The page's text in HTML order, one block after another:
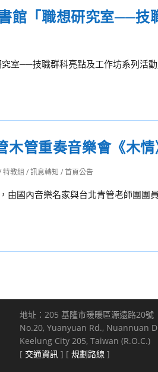
館「職想研究室──技
室──技職群科亮點及工作坊系列活
管重奏音樂會《木情
特教組 /訊息轉知 /首頁公告
由國內音樂名家與台北青管老師團團
地址：205 基隆市暖暖區源遠路20號
No.20, Yuanyuan Rd., Nuannuan
Keelung City 205, Taiwan (R.O.C.)
[ 交通資訊 ] [ 規劃路線 ]